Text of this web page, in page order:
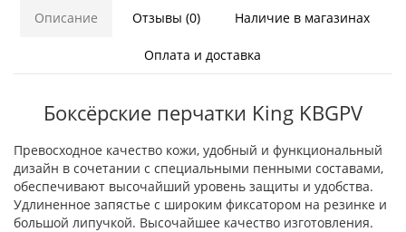
Описание Отзывы (0) Наличие в магазинах
Оплата и доставка
Боксёрские перчатки King KBGPV
Превосходное качество кожи, удобный и функциональный
дизайн в сочетании с специальными пенными составами,
обеспечивают высочайший уровень защиты и удобства.
Удлиненное запястье с широким фиксатором на резинке и
большой липучкой. Высочайшее качество изготовления.